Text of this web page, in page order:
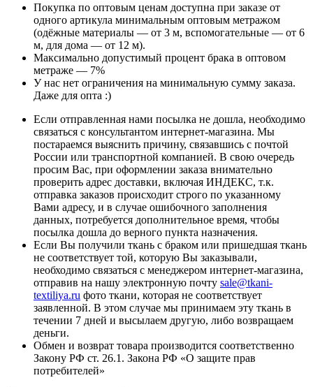
Покупка по оптовым ценам доступна при заказе от
одного артикула минимальным оптовым метражом
(одёжные материалы — от 3 м, вспомогательные — от 6
м, для дома — от 12 м).
Максимально допустимый процент брака в оптовом
метраже — 7%
У нас нет ограничения на минимальную сумму заказа.
Даже для опта :)
Если отправленная нами посылка не дошла, необходимо
связаться с консультантом интернет-магазина. Мы
постараемся выяснить причину, связавшись с почтой
России или транспортной компанией. В свою очередь
просим Вас, при оформлении заказа внимательно
проверить адрес доставки, включая ИНДЕКС, т.к.
отправка заказов происходит строго по указанному
Вами адресу, и в случае ошибочного заполнения
данных, потребуется дополнительное время, чтобы
посылка дошла до верного пункта назначения.
Если Вы получили ткань с браком или пришедшая ткань
не соответствует той, которую Вы заказывали,
необходимо связаться с менеджером интернет-магазина,
отправив на нашу электронную почту sale@tkani-
textiliya.ru фото ткани, которая не соответствует
заявленной. В этом случае мы принимаем эту ткань в
течении 7 дней и высылаем другую, либо возвращаем
деньги.
Обмен и возврат товара производится соответственно
Закону РФ ст. 26.1. Закона РФ «О защите прав
потребителей»